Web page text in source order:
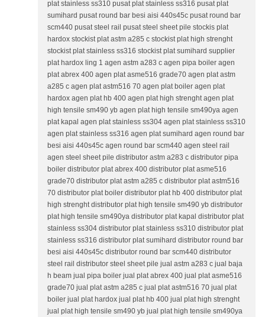
plat stainless ss310 pusat plat stainless ss316 pusat plat
sumihard pusat round bar besi aisi 440s45c pusat round bar
scm440 pusat steel rail pusat steel sheet pile stockis plat
hardox stockist plat astm a285 c stockist plat high strenght
stockist plat stainless ss316 stockist plat sumihard supplier
plat hardox ling 1 agen astm a283 c agen pipa boiler agen
plat abrex 400 agen plat asme516 grade70 agen plat astm
a285 c agen plat astm516 70 agen plat boiler agen plat
hardox agen plat hb 400 agen plat high strenght agen plat
high tensile sm490 yb agen plat high tensile sm490ya agen
plat kapal agen plat stainless ss304 agen plat stainless ss310
agen plat stainless ss316 agen plat sumihard agen round bar
besi aisi 440s45c agen round bar scm440 agen steel rail
agen steel sheet pile distributor astm a283 c distributor pipa
boiler distributor plat abrex 400 distributor plat asme516
grade70 distributor plat astm a285 c distributor plat astm516
70 distributor plat boiler distributor plat hb 400 distributor plat
high strenght distributor plat high tensile sm490 yb distributor
plat high tensile sm490ya distributor plat kapal distributor plat
stainless ss304 distributor plat stainless ss310 distributor plat
stainless ss316 distributor plat sumihard distributor round bar
besi aisi 440s45c distributor round bar scm440 distributor
steel rail distributor steel sheet pile jual astm a283 c jual baja
h beam jual pipa boiler jual plat abrex 400 jual plat asme516
grade70 jual plat astm a285 c jual plat astm516 70 jual plat
boiler jual plat hardox jual plat hb 400 jual plat high strenght
jual plat high tensile sm490 yb jual plat high tensile sm490ya